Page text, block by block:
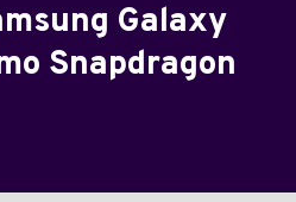
Galaxy
Snapdragon